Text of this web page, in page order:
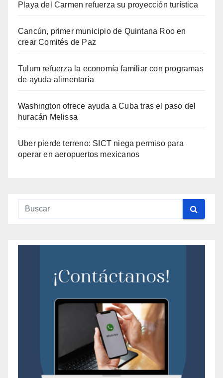
Playa del Carmen refuerza su proyección turística
Cancún, primer municipio de Quintana Roo en
crear Comités de Paz
Tulum refuerza la economía familiar con programas
de ayuda alimentaria
Washington ofrece ayuda a Cuba tras el paso del
huracán Melissa
Uber pierde terreno: SICT niega permiso para
operar en aeropuertos mexicanos